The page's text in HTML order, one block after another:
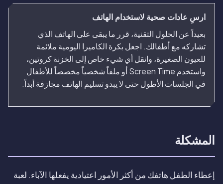
ارسِ عادات صحية لاستخدام الهاتف
بعيداً عن الحلول التقنية، قرر ما يبقى على الهاتف الذي
تشاركه مع أطفالك. اجعل بكرة الكاميرا اليومية ملائمة
للعيون الصغيرة، وانقل أي شيء خاص إلى الخزنة كروتين،
واستخدم Screen Time أو ملفاً شخصياً مخصصاً للأطفال
في الجلسات الأطول حتى لا يبدو تسليم الهاتف مجازفة أبداً.
المشكلة
إعطاء الطفل هاتفك من أكثر الأمور اعتيادية يفعلها الآباء. لعبة